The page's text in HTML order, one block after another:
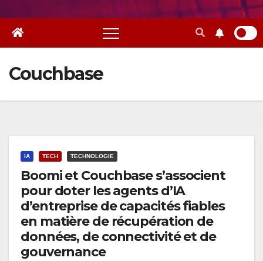
Couchbase
IA TECH TECHNOLOGIE
Boomi et Couchbase s’associent
pour doter les agents d’IA
d’entreprise de capacités fiables
en matière de récupération de
données, de connectivité et de
gouvernance